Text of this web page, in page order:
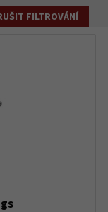
FILTROVÁNÍ